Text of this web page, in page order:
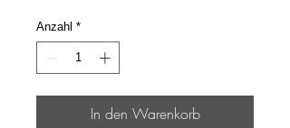
Anzahl *
In den Warenkorb